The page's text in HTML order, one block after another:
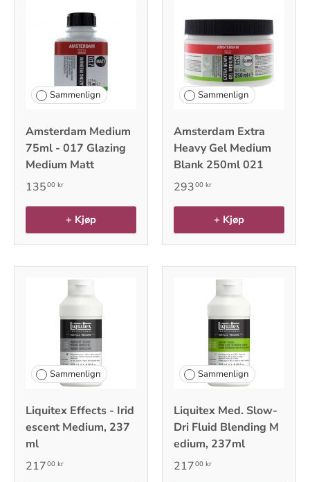
Sammenlign
Amsterdam Medium
75ml - 017 Glazing
Medium Matt
13500 kr
+ Kjøp
Sammenlign
Amsterdam Extra
Heavy Gel Medium
Blank 250ml 021
29300 kr
+ Kjøp
Sammenlign
Liquitex Effects - Irid
escent Medium, 237
ml
21700 kr
Sammenlign
Liquitex Med. Slow-
Dri Fluid Blending M
edium, 237ml
21700 kr